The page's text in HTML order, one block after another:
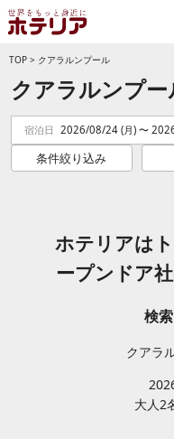
TOP > クアラルンプール
クアラルンプ
宿泊日 2026/08/24 (月) 〜
条件絞り込み
ホテリアは
ープンドア
検
クアラ
大人2